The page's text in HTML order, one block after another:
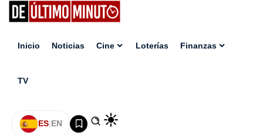
Inicio Noticias Cine Loterías Finanzas
TV
ES|EN